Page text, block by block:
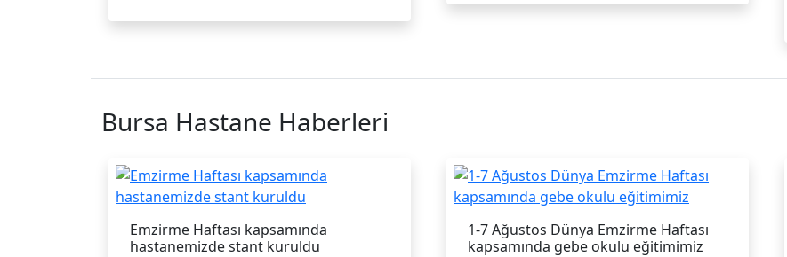
Bursa Hastane Haberleri
Emzirme Haftası kapsamında
hastanemizde stant kuruldu
1-7 Ağustos Dünya Emzirme Haftası
kapsamında gebe okulu eğitimimiz